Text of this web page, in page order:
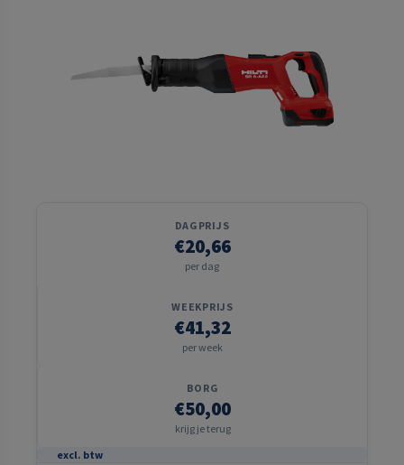
DAGPRIJS
€20,66
per dag
WEEKPRIJS
€41,32
per week
BORG
€50,00
krijg je terug
excl. btw